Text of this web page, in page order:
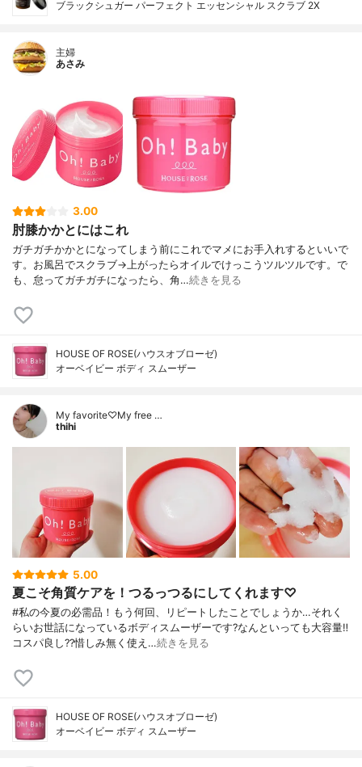
ブラックシュガー パーフェクト エッセンシャル スクラブ 2X
主婦
あさみ
3.00
肘膝かかとにはこれ
ガチガチかかとになってしまう前にこれでマメにお手入れするといいで
す。お風呂でスクラブ→上がったらオイルでけっこうツルツルです。で
も、怠ってガチガチになったら、角…続きを見る
HOUSE OF ROSE(ハウスオブローゼ)
オーベイビー ボディ スムーザー
My favorite♡My free …
thihi
5.00
夏こそ角質ケアを！つるっつるにしてくれます♡
#私の今夏の必需品！もう何回、リピートしたことでしょうか…それく
らいお世話になっているボディスムーザーです?なんといっても大容量‼️
コスパ良し??惜しみ無く使え…続きを見る
HOUSE OF ROSE(ハウスオブローゼ)
オーベイビー ボディ スムーザー